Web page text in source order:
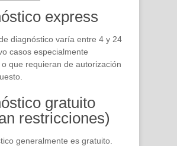
express
diagnóstico varía entre 4 y 24
casos especialmente
que requieran de autorización
gratuito
restricciones)
generalmente es gratuito.